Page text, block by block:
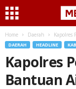
Home Daerah Kapolres
DAERAH HEADLINE
Kapolres
Bantuan